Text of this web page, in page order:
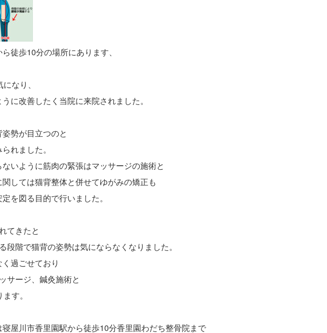
徒歩10分の場所にあります、
なり、
に改善したく当院に来院されました。
勢が目立つのと
れました。
いように筋肉の緊張はマッサージの施術と
しては猫背整体と併せてゆがみの矯正も
を図る目的で行いました。
てきたと
階で猫背の姿勢は気にならなくなりました。
過ごせており
サージ、鍼灸施術と
す。
屋川市香里園駅から徒歩10分香里園わだち整骨院まで